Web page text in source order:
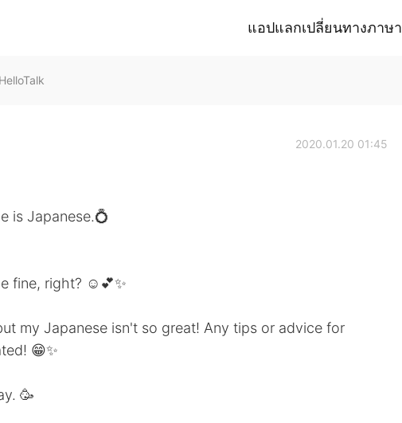
แอปแลกเปลี่ยนทางภาษา
2020.01.20 01:45
is Japanese.💍
fine, right? ☺️💕✨
my Japanese isn't so great! Any tips or advice for
😁✨
🥳